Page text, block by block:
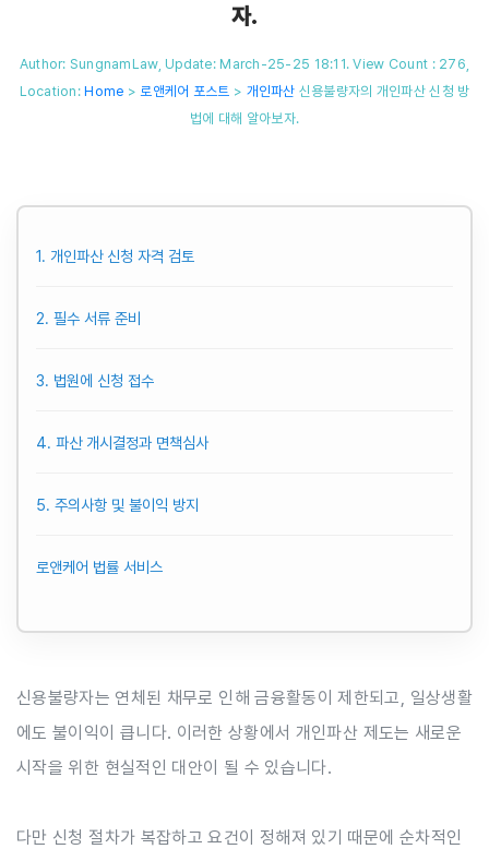
자.
Author: SungnamLaw, Update: March-25-25 18:11. View Count : 276,
Location:Home > 로앤케어 포스트 > 개인파산 신용불량자의 개인파산 신청 방
법에 대해 알아보자.
1. 개인파산 신청 자격 검토
2. 필수 서류 준비
3. 법원에 신청 접수
4. 파산 개시결정과 면책심사
5. 주의사항 및 불이익 방지
로앤케어 법률 서비스
신용불량자는 연체된 채무로 인해 금융활동이 제한되고, 일상생활
에도 불이익이 큽니다. 이러한 상황에서 개인파산 제도는 새로운
시작을 위한 현실적인 대안이 될 수 있습니다.
다만 신청 절차가 복잡하고 요건이 정해져 있기 때문에 순차적인